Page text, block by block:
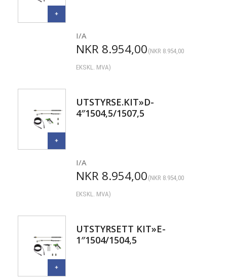
I/A
NKR 8.954,00 (NKR 8.954,00
EKSKL. MVA)
UTSTYRSE.KIT»D-
4″1504,5/1507,5
I/A
NKR 8.954,00 (NKR 8.954,00
EKSKL. MVA)
UTSTYRSETT KIT»E-
1″1504/1504,5